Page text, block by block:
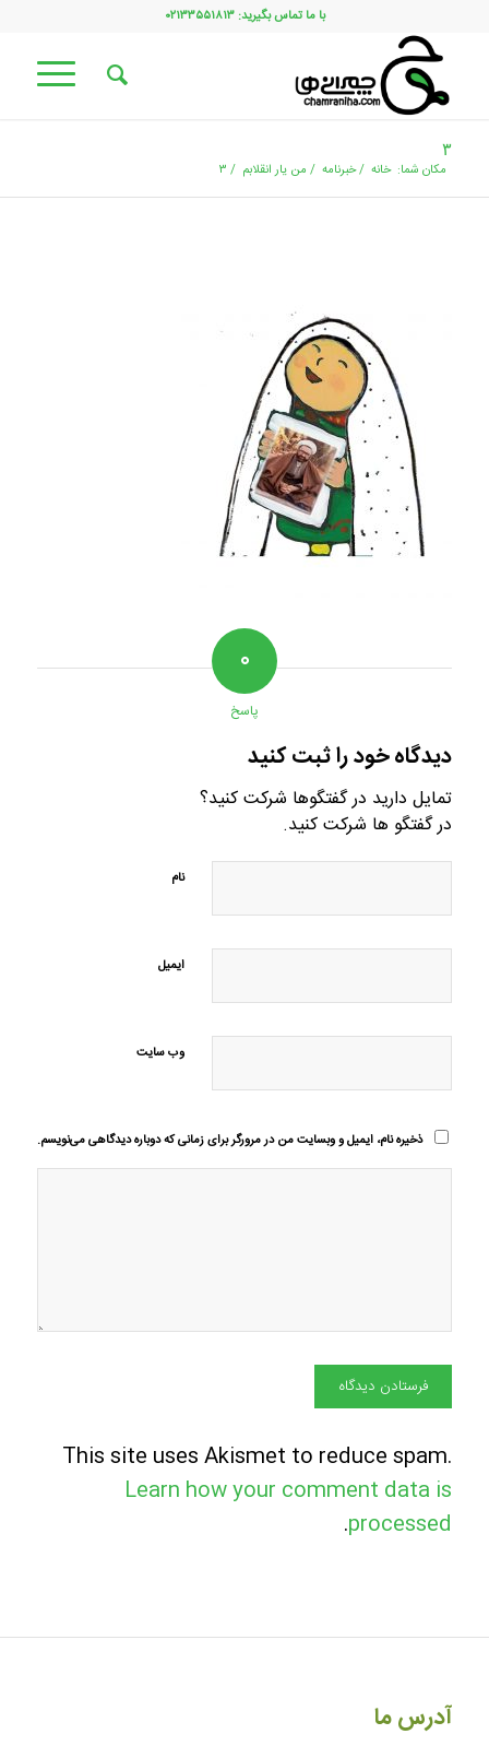
با ما تماس بگیرید: ۰۲۱۳۳۵۵۱۸۱۳
۳
مکان شما: خانه /خبرنامه / من یار انقلابم / ۳
۰
پاسخ
دیدگاه خود را ثبت کنید
تمایل دارید در گفتگوها شرکت کنید؟
در گفتگو ها شرکت کنید.
نام
ایمیل
وب‌ سایت
ذخیره نام، ایمیل و وبسایت من در مرورگر برای زمانی که دوباره دیدگاهی می‌نویسم.
This site uses Akismet to reduce spam.
Learn how your comment data is
processed
.
آدرس ما